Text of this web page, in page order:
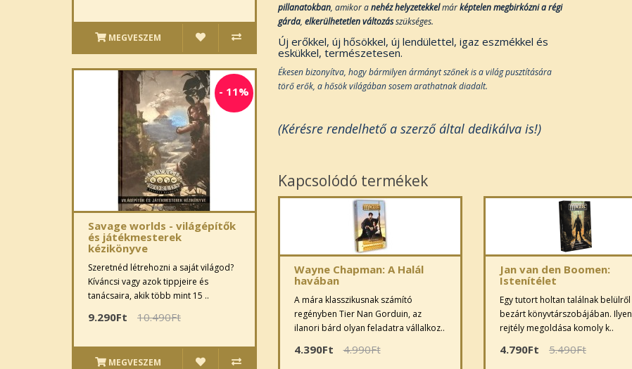
MEGVESZEM
- 11%
Savage worlds - világépítők
és játékmesterek
kézikönyve
Szeretnéd létrehozni a saját világod?
Kíváncsi vagy azok tippjeire és
tanácsaira, akik több mint 15 ..
9.290Ft 10.490Ft
MEGVESZEM
pillanatokban, amikor anehéz helyzetekkelmárképtelen megbirkózni a régi
gárda, elkerülhetetlen változásszükséges.
Új erőkkel, új hősökkel, új lendülettel, igaz eszmékkel és
eskükkel, természetesen.
Ékesen bizonyítva, hogy bármilyen ármányt szőnek is a világ pusztítására
törő erők, a hősök világában sosem arathatnak diadalt.
(Kérésre rendelhető a szerző által dedikálva is!)
Kapcsolódó termékek
Wayne Chapman: A Halál
havában
A mára klasszikusnak számító
regényben Tier Nan Gorduin, az
ilanori bárd olyan feladatra vállalkoz..
4.390Ft 4.990Ft
Jan van den Boomen:
Istenítélet
Egy tutort holtan találnak belülről
bezárt könyvtárszo­bájában. Ilyen
rejtély megoldása komoly k..
4.790Ft 5.490Ft